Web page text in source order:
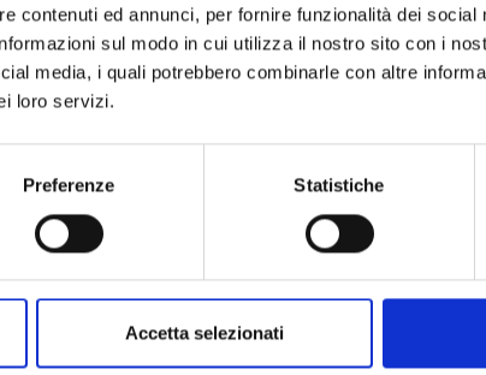
contenuti ed annunci, per fornire funzionalità dei social
sul modo in cui utilizza il nostro sito con i
media, i quali potrebbero combinarle con altre
loro servizi.
Preferenze Statistiche
Accetta selezionati
La memorialistica garibaldina tra
di consenso e formazione dell’identità
Livorno e Lucca.
in ‘Camicia Rossa’: storia
dal Museo della Guerra a quello del
Storia e le storie.
antico Seminario Arcivescovile di
di Porta San Pancrazio a Roma.